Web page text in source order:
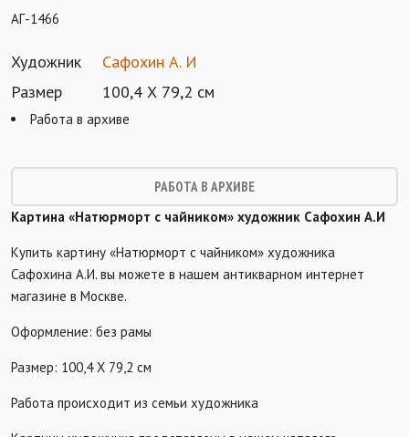
АГ-1466
Художник
Сафохин А. И
Размер
100,4 Х 79,2 см
Работа в архиве
РАБОТА В АРХИВЕ
Картина «Натюрморт с чайником» художник Сафохин А.И
Купить картину «Натюрморт с чайником» художника
Сафохина А.И. вы можете в нашем антикварном интернет
магазине в Москве.
Оформление: без рамы
Размер: 100,4 Х 79,2 см
Работа происходит из семьи художника